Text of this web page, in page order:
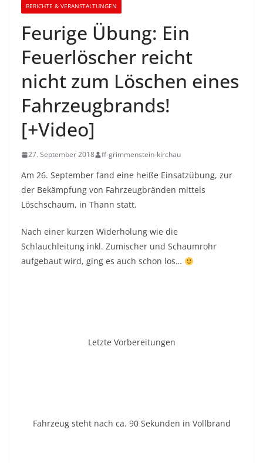
BERICHTE & VERANSTALTUNGEN
Feurige Übung: Ein
Feuerlöscher reicht
nicht zum Löschen eines
Fahrzeugbrands!
[+Video]
27. September 2018 ff-grimmenstein-kirchau
Am 26. September fand eine heiße Einsatzübung, zur
der Bekämpfung von Fahrzeugbränden mittels
Löschschaum, in Thann statt.
Nach einer kurzen Widerholung wie die
Schlauchleitung inkl. Zumischer und Schaumrohr
aufgebaut wird, ging es auch schon los…
Letzte Vorbereitungen
Fahrzeug steht nach ca. 90 Sekunden in Vollbrand